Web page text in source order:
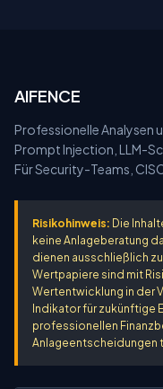
AIFENCE
Professionelle Analysen
Prompt Injection, LLM-
Für Security-Teams,
Risikohinweis: Die
keine Anlageberatung
dienen ausschließlich
Wertpapiere sind mit
Wertentwicklung in der
Indikator für zukünftige
professionellen
Anlageentscheidungen